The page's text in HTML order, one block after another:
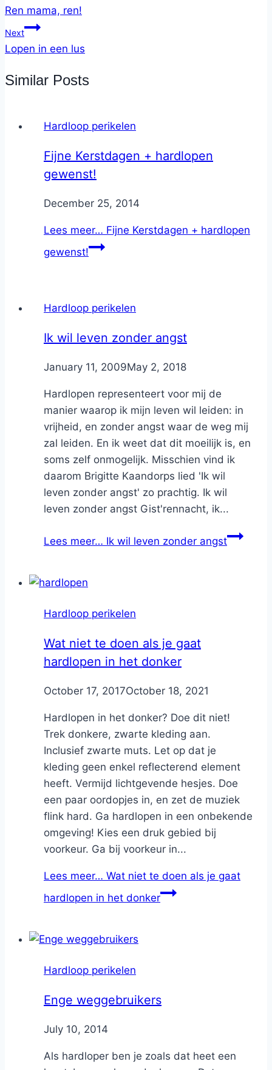
Ren mama, ren!
Next
Lopen in een lus
Similar Posts
Hardloop perikelen
Fijne Kerstdagen + hardlopen
gewenst!
ByNicole
December 25, 2014
Lees meer… Fijne Kerstdagen + hardlopen
gewenst!
Hardloop perikelen
Ik wil leven zonder angst
ByNicole
January 11, 2009May 2, 2018
Hardlopen representeert voor mij de
manier waarop ik mijn leven wil leiden: in
vrijheid, en zonder angst waar de weg mij
zal leiden. En ik weet dat dit moeilijk is, en
soms zelf onmogelijk. Misschien vind ik
daarom Brigitte Kaandorps lied 'Ik wil
leven zonder angst' zo prachtig. Ik wil
leven zonder angst Gist'rennacht, ik...
Lees meer… Ik wil leven zonder angst
Hardloop perikelen
Wat niet te doen als je gaat
hardlopen in het donker
ByNicole
October 17, 2017October 18, 2021
Hardlopen in het donker? Doe dit niet!
Trek donkere, zwarte kleding aan.
Inclusief zwarte muts. Let op dat je
kleding geen enkel reflecterend element
heeft. Vermijd lichtgevende hesjes. Doe
een paar oordopjes in, en zet de muziek
flink hard. Ga hardlopen in een onbekende
omgeving! Kies een druk gebied bij
voorkeur. Ga bij voorkeur in...
Lees meer… Wat niet te doen als je gaat
hardlopen in het donker
Hardloop perikelen
Enge weggebruikers
ByNicole
July 10, 2014
Als hardloper ben je zoals dat heet een